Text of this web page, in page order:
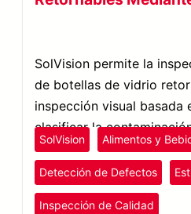
SolVision permite la
de botellas de vidrio
inspección visual basada
clasificar la
de reutilización de
SolVision Alimentos y
Detección de Defectos
Inspección de Calidad